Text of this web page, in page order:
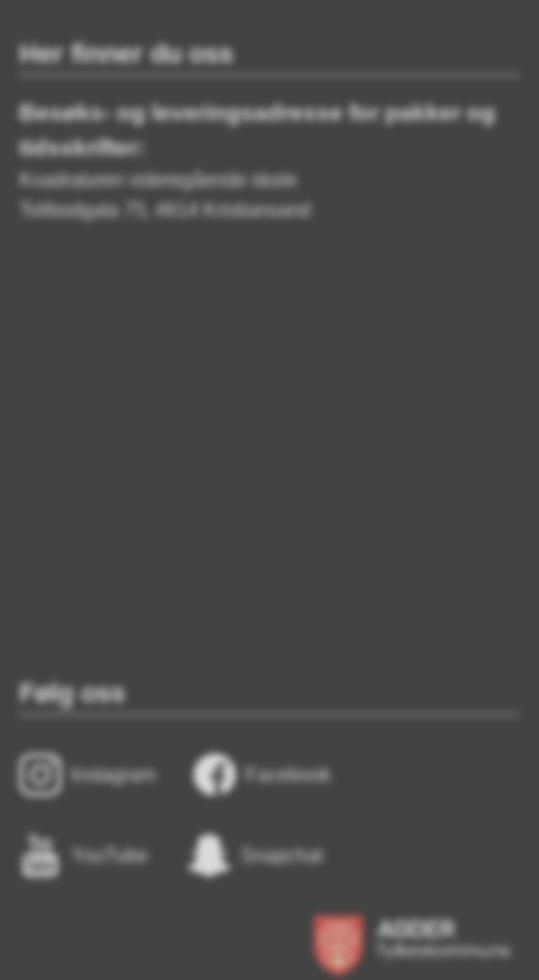
Her finner du oss
Besøks- og leveringsadresse for pakker og
tidsskrifter:
Kvadraturen videregående skole
Tollbodgata 75, 4614 Kristiansand
Følg oss
Instagram Facebook
YouTube Snapchat